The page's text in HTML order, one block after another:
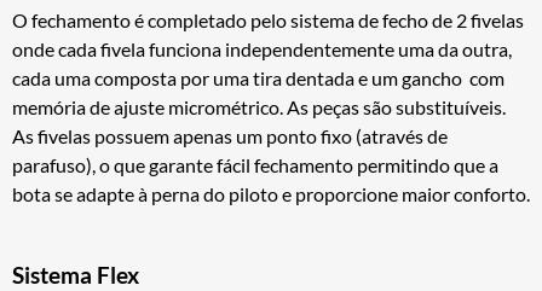
O fechamento é completado pelo sistema de fecho de 2 fivelas
onde cada fivela funciona independentemente uma da outra,
cada uma composta por uma tira dentada e um gancho com
memória de ajuste micrométrico. As peças são substituíveis.
As fivelas possuem apenas um ponto fixo (através de
parafuso), o que garante fácil fechamento permitindo que a
bota se adapte à perna do piloto e proporcione maior conforto.
Sistema Flex